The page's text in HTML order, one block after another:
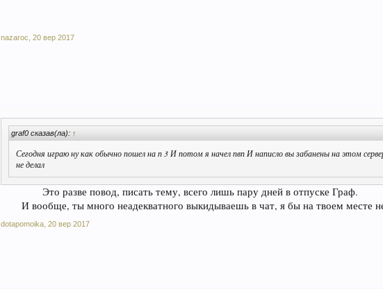
nazaroc 20 вер 2017
graf0 сказав(ла): ↑
Сегодня играю ну как обычно пошел на п 3 И потом я начел пвп И написло вы забанены на этом
не делал
Это разве повод, писать тему, всего лишь пару дней в отпуске Граф.
И вообще, ты много неадекватного выкидываешь в чат, я бы на твоем месте
dotapomoika, 20 вер 2017